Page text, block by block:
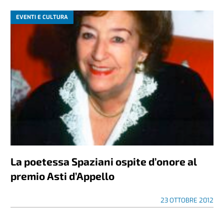
EVENTI E CULTURA
La poetessa Spaziani ospite d’onore al
premio Asti d’Appello
23 OTTOBRE 2012